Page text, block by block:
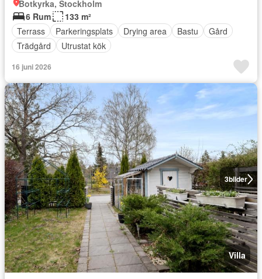
Botkyrka, Stockholm
6 Rum
133 m²
Terrass
Parkeringsplats Drying area Bastu
Gård
Trädgård
Utrustat kök
16 juni 2026
3bilder
Villa